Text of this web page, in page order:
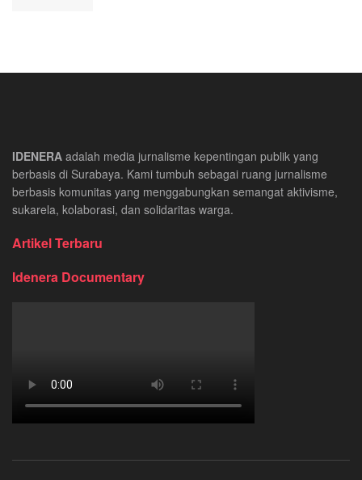
IDENERA adalah media jurnalisme kepentingan publik yang
berbasis di Surabaya. Kami tumbuh sebagai ruang jurnalisme
berbasis komunitas yang menggabungkan semangat aktivisme,
sukarela, kolaborasi, dan solidaritas warga.
Artikel Terbaru
Idenera Documentary